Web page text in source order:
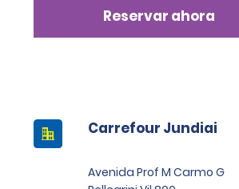
Reservar ahora
Carrefour Jundiai
Avenida Prof M Carmo G